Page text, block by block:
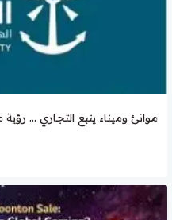
موانئ وميناء ينبع التجاري …